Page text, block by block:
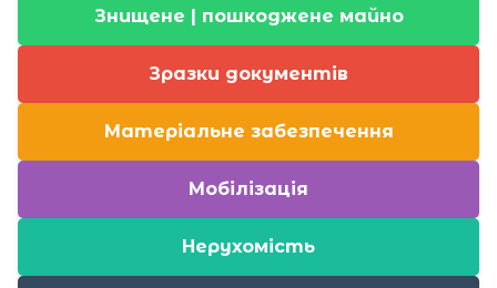
Знищене | пошкоджене майно
Зразки документів
Матеріальне забезпечення
Мобілізація
Нерухомість